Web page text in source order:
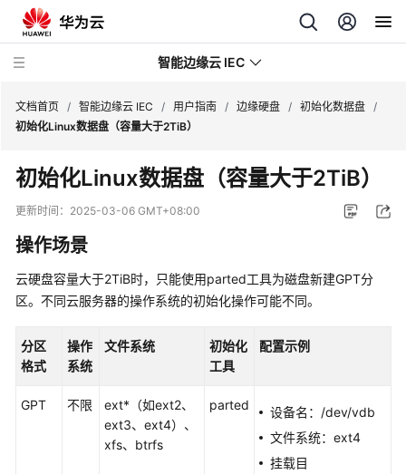
智能边缘云 IEC
最
新
动
品
介
快
入
文档首页 / 智能边缘云 IEC / 用户指南 / 边缘硬盘 / 初始化数据盘 /
初始化Linux数据盘（容量大于2TiB）
初始化Linux数据盘（容量大于2TiB）
更新时间： 2025-03-06 GMT+08:00
操作场景
云硬盘容量大于2TiB时，只能使用parted工具为磁盘新建GPT分
区。不同云服务器的操作系统的初始化操作可能不同。
分区
格式
操作
系统
文件系统
初始化
工具
配置示例
GPT 不限
ext*（如ext2、
ext3、ext4）、
xfs、btrfs
parted
设备名：/dev/vdb
文件系统：ext4
挂载目